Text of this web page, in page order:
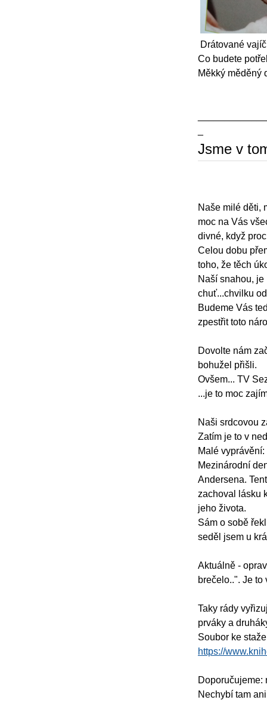
Drátované
Co budete
Měkký měděný
Jsme v
Naše milé děti,
moc na Vás
divné, když
Celou dobu
toho, že těch
Naší snahou,
chuť...chvilku
Budeme Vás
zpestřit toto
Dovolte nám
bohužel přišli.
Ovšem... TV
...je to moc
Naši srdcovou
Zatím je to v
Malé vyprávění:
Mezinárodní
Andersena.
zachoval lásku
jeho života.
Sám o sobě
seděl jsem u
Aktuálně -
brečelo..". Je
Taky rády
prváky a
Soubor ke
https://
Doporučujeme:
Nechybí tam